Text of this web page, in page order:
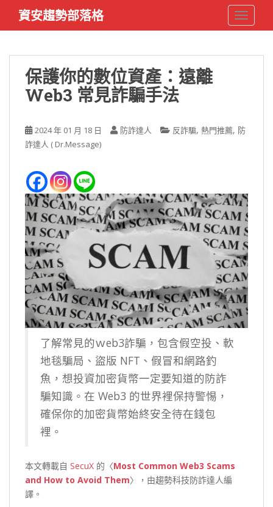
i
資安趨勢部落格
保護你的數位資產：遠離
Web3 常見詐騙手法
2024 年 01 月 18 日 防詐達人 反詐騙, 熱門推薦, 防
詐達人 ( Dr.Message)
了解常見的ｗeb3詐騙，包含假空投、軟
地毯騙局、盜版 NFT、假冒和網路釣
魚，想投資加密貨幣一定要知道的防詐
騙知識。在 Web3 的世界裡保持警惕，
確保你的加密貨幣始終安全待在錢包
裡。
本文轉載自 SecuX 的〈Most Common Web3 Scams
and How to Avoid Them〉，由趨勢科技防詐達人編
譯。